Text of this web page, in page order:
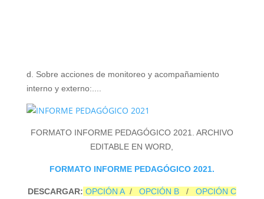
d. Sobre acciones de monitoreo y acompañamiento
interno y externo:....
FORMATO INFORME PEDAGÓGICO 2021. ARCHIVO
EDITABLE EN WORD,
FORMATO INFORME PEDAGÓGICO 2021.
DESCARGAR: OPCIÓN A/ OPCIÓN B / OPCIÓN C